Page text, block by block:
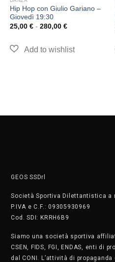
Hip Hop con Giulio Gariano –
Giovedì 19:30
25,00 € - 280,00 €
GEOS SSDrl
Società Sportiva Dilettantistica a
P.IVA e C.F.: 09305930969
Cod. SDI: KRRH6B9
Siamo una società sportiva
CSEN, FIDS, FGI, ENDAS, enti di
dal CONI. L’attività di